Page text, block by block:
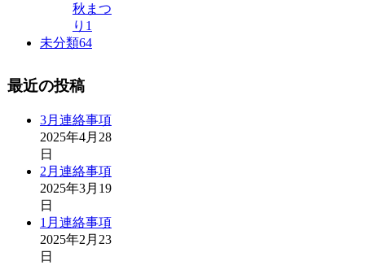
秋まつ
り 1
未分類64
最近の投稿
3月連絡事項
2025年4月28
日
2月連絡事項
2025年3月19
日
1月連絡事項
2025年2月23
日